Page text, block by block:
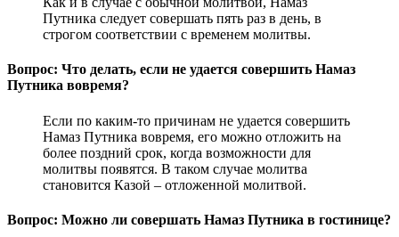
Путника следует совершать пять раз в день, в
строгом соответствии с временем молитвы.
Вопрос: Что делать, если не удается совершить Намаз
Путника вовремя?
Если по каким-то причинам не удается совершить
Намаз Путника вовремя, его можно отложить на
более поздний срок, когда возможности для
молитвы появятся. В таком случае молитва
становится Казой – отложенной молитвой.
Вопрос: Можно ли совершать Намаз Путника в гостинице?